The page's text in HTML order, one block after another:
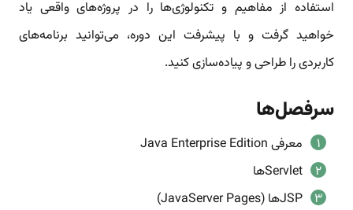
استفاده از مفاهیم و تکنولوژی‌ها را در پروژه‌های واقعی یاد
خواهید گرفت و با پیشرفت این دوره، می‌توانید برنامه‌های
کاربردی را طراحی و پیاده‌سازی کنید.
سرفصل‌ها
معرفی Java Enterprise Edition
Servletها
JSPها (JavaServer Pages)